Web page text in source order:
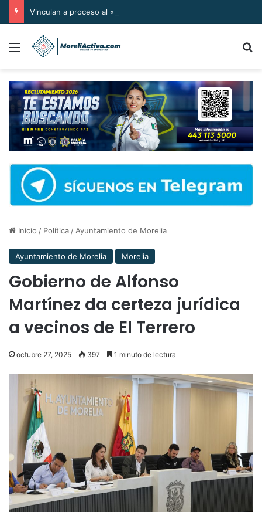
Menú
Inicio / Política / Ayuntamiento de Morelia
Ayuntamiento de Morelia Morelia
Gobierno de Alfonso
Martínez da certeza jurídica
a vecinos de El Terrero
octubre 27, 2025 397 1 minuto de lectura